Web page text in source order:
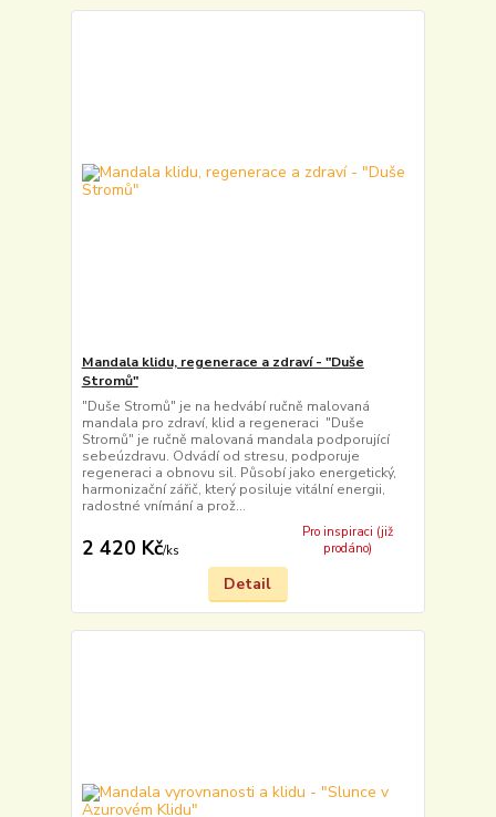
Mandala klidu, regenerace a zdraví - "Duše
Stromů"
"Duše Stromů" je na hedvábí ručně malovaná
mandala pro zdraví, klid a regeneraci "Duše
Stromů" je ručně malovaná mandala podporující
sebeúzdravu. Odvádí od stresu, podporuje
regeneraci a obnovu sil. Působí jako energetický,
harmonizační zářič, který posiluje vitální energii,
radostné vnímání a prož...
2 420 Kč/ks
Pro inspiraci (již
prodáno)
Detail